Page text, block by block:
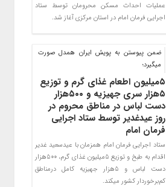
عملیات احداث مسکن محرومان توسط ستاد
اجرایی فرمان امام در استان مرکزی آغاز شد.
ضمن پیوستن به پویش ایران همدل صورت
میگیرد؛
۵میلیون اطعام غذای گرم و توزیع
۵هزار سری جهیزیه و ۵۰۰هزار
دست لباس در مناطق محروم در
روز عیدغدیر توسط ستاد اجرایی
فرمان امام
ستاد اجرایی فرمان امام همزمان با عیدسعید غدیر
اقدام به طبخ و توزیع 5میلیون غذای گرم، 500هزار
دست لباس و 5هزار جهیزیه کامل درمناطق
کم‌برخوردار کشور میکند.